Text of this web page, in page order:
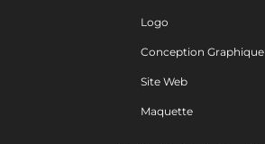
Logo
Conception Graphique
Site Web
Maquette